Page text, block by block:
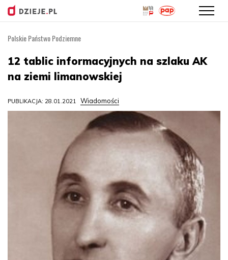
treści
Polskie Państwo Podziemne
12 tablic informacyjnych na szlaku AK
na ziemi limanowskiej
PUBLIKACJA: 28.01.2021 Wiadomości